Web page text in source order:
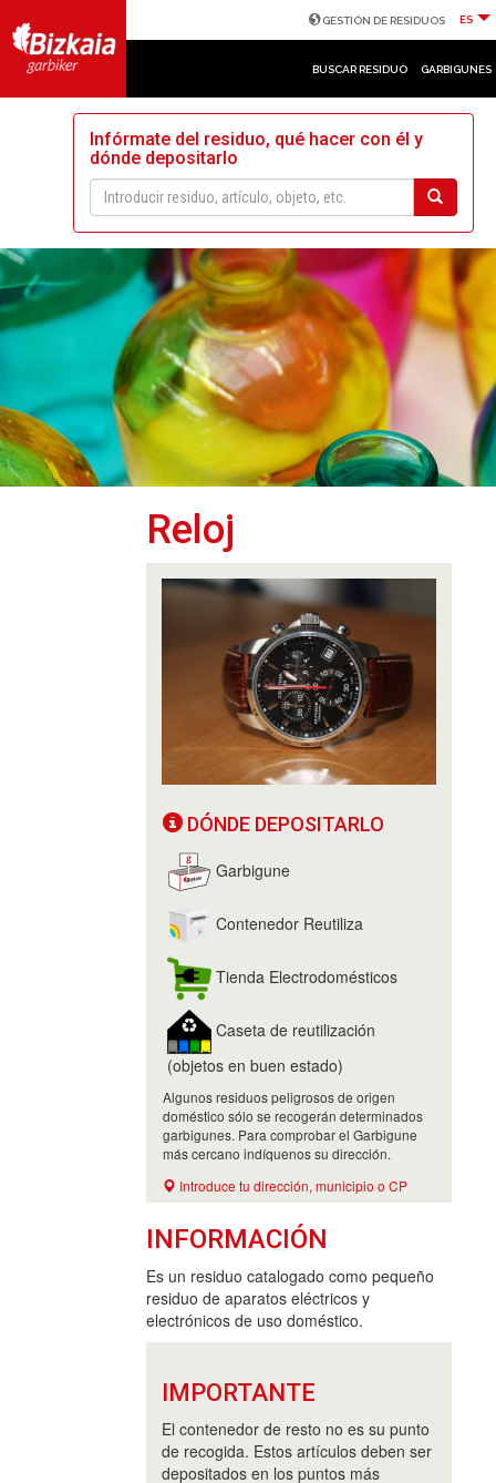
GESTIÓN DE RESIDUOS ES
BUSCAR RESIDUO GARBIGUNES
Infórmate del residuo, qué hacer con él y
dónde depositarlo
Reloj
DÓNDE DEPOSITARLO
Garbigune
Contenedor Reutiliza
Tienda Electrodomésticos
Caseta de reutilización
(objetos en buen estado)
Algunos residuos peligrosos de origen
doméstico sólo se recogerán determinados
garbigunes. Para comprobar el Garbigune
más cercano indíquenos su dirección.
Introduce tu dirección, municipio o CP
INFORMACIÓN
Es un residuo catalogado como pequeño
residuo de aparatos eléctricos y
electrónicos de uso doméstico.
IMPORTANTE
El contenedor de resto no es su punto
de recogida. Estos artículos deben ser
depositados en los puntos más